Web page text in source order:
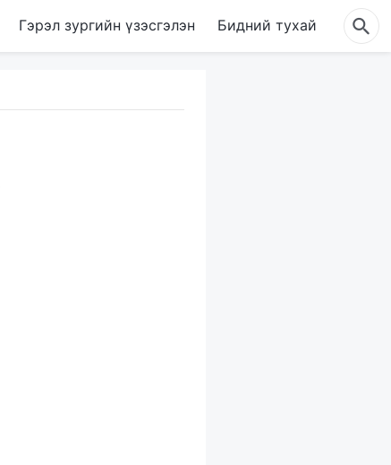
Гэрэл зургийн үзэсгэлэн Бидний тухай